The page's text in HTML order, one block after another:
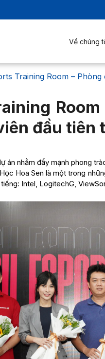
Về chúng
Training Room –
đầu tiên
án nhằm đẩy mạnh phong
Hoa Sen là một trong
Intel, LogitechG,